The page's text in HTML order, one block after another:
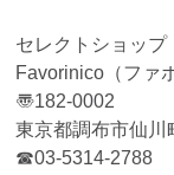
セレクトショップ
Favorinico（ファ
〠182-0002
東京都調布市仙川
☎︎03-5314-2788